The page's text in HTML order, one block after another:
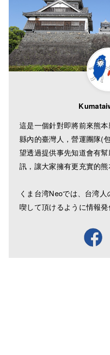
這是一個針對即將前來熊
縣內的臺灣人，營運團隊(
望透過提供事先知道會有
訊，讓大家擁有更充實的熊
くま台湾Neoでは、台湾
喫して頂けるように情報発